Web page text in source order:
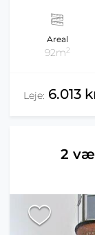
Areal
92m2
Leje: 6.013
2